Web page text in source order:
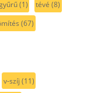
(1) tévé (8)
(67)
v-szíj (11)